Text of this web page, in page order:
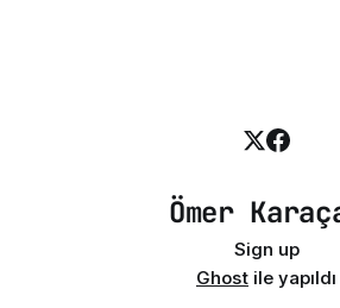
Ömer
Sign up
Ghost ile yapıldı